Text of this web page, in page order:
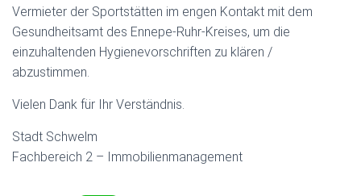
Vermieter der Sportstätten im engen Kontakt mit dem
Gesundheitsamt des Ennepe-Ruhr-Kreises, um die
einzuhaltenden Hygienevorschriften zu klären /
abzustimmen.
Vielen Dank für Ihr Verständnis.
Stadt Schwelm
Fachbereich 2 – Immobilienmanagement